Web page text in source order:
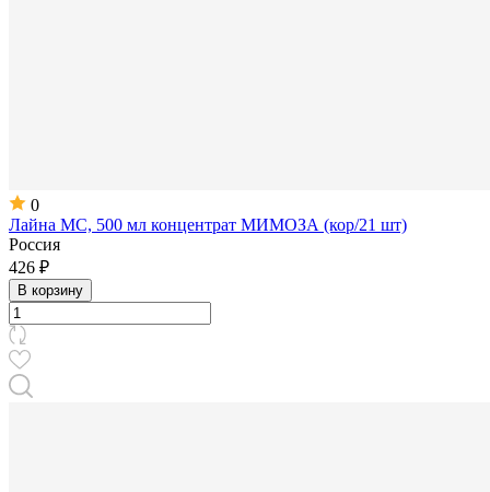
0
Лайна МС, 500 мл концентрат МИМОЗА (кор/21 шт)
Россия
426 ₽
В корзину